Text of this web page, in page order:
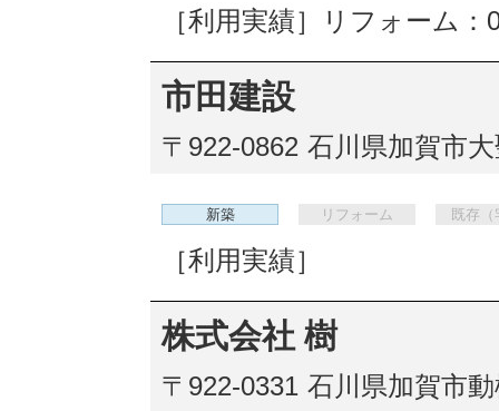
［利用実績］リフォーム：
市田建設
〒922-0862 石川県加賀市
新築 リフォーム 既存（
［利用実績］
株式会社 樹
〒922-0331 石川県加賀市